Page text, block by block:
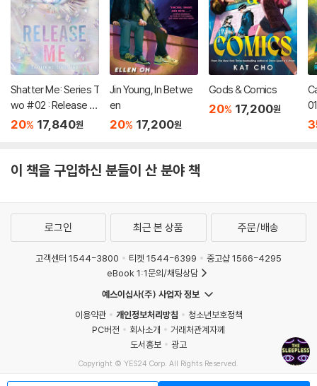
Shatter Me: Series T
wo #02 : Release M
e
20% 17,840원
Jin Young, In Betwe
en
20% 17,200원
Gods & Comics
20% 17,200원
이 책을 구입하신 분들이 산 분야 책
로그인 최근 본 상품 주문/배송
고객센터 1544-3800 티켓 1544-6399
중고샵 1566-4295
eBook 1:1문의/채팅상담
예스이십사(주) 사업자 정보
이용약관
개인정보처리방침
청소년보호정책
PC버전
회사소개
거래처관계자께
도서홍보
광고
Copyright © YES24 Corp. All Rights Reserved.